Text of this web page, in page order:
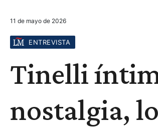
VIRALES ACCIDENTES
11 de mayo de 2026
ENTREVISTA
Tinelli
nostalgia,